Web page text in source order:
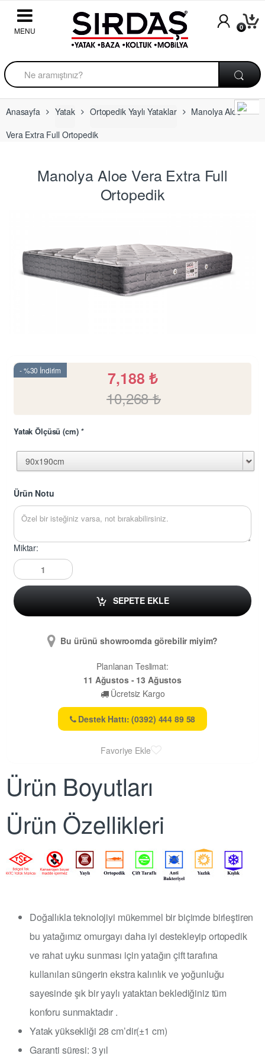
Skip to navigation
Skip to content
A
r
a
m
a
:
Anasayfa Yatak Ortopedik Yaylı Yataklar
Manolya Aloe
Vera Extra Full Ortopedik
Manolya Aloe Vera Extra Full
Ortopedik
- %30 İndirim 7,188 ₺
10,268₺
Yatak Ölçüsü (cm) *
Ürün Notu
Miktar:
SEPETE EKLE
Bu ürünü showroomda görebilir miyim?
Planlanan Teslimat:
11 Ağustos - 13 Ağustos
Ücretsiz Kargo
Destek Hattı: (0392) 444 89 58
Favoriye Ekle
Ürün Boyutları
Ürün Özellikleri
Doğallıkla teknolojiyi mükemmel bir biçimde birleştiren
bu yatağımız omurgayı daha iyi destekleyip ortopedik
ve rahat uyku sunması için yatağın çift tarafına
kullanılan süngerin ekstra kalınlık ve yoğunluğu
sayesinde şık bir yaylı yataktan beklediğiniz tüm
konforu sunmaktadır .
Yatak yüksekliği 28 cm’dir(±1 cm)
Garanti süresi: 3 yıl
0